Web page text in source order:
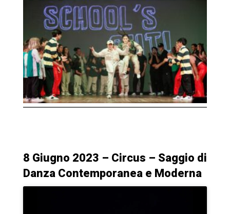
8 Giugno 2023 – Circus – Saggio di
Danza Contemporanea e Moderna